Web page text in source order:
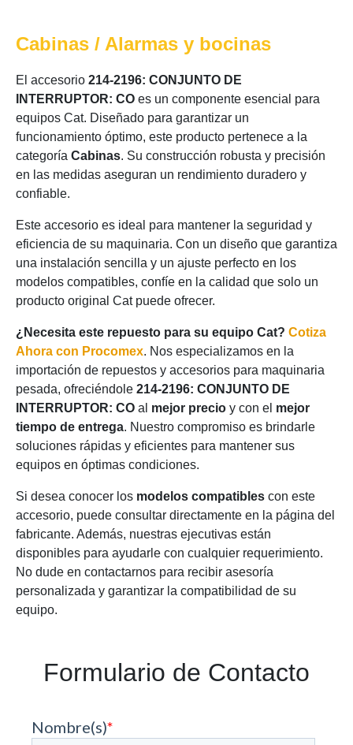
Cabinas / Alarmas y bocinas
El accesorio 214-2196: CONJUNTO DE
INTERRUPTOR: CO es un componente esencial para
equipos Cat. Diseñado para garantizar un
funcionamiento óptimo, este producto pertenece a la
categoría Cabinas. Su construcción robusta y precisión
en las medidas aseguran un rendimiento duradero y
confiable.
Este accesorio es ideal para mantener la seguridad y
eficiencia de su maquinaria. Con un diseño que garantiza
una instalación sencilla y un ajuste perfecto en los
modelos compatibles, confíe en la calidad que solo un
producto original Cat puede ofrecer.
¿Necesita este repuesto para su equipo Cat? Cotiza
Ahora con Procomex. Nos especializamos en la
importación de repuestos y accesorios para maquinaria
pesada, ofreciéndole 214-2196: CONJUNTO DE
INTERRUPTOR: CO al mejor precio y con el mejor
tiempo de entrega. Nuestro compromiso es brindarle
soluciones rápidas y eficientes para mantener sus
equipos en óptimas condiciones.
Si desea conocer los modelos compatibles con este
accesorio, puede consultar directamente en la página del
fabricante. Además, nuestras ejecutivas están
disponibles para ayudarle con cualquier requerimiento.
No dude en contactarnos para recibir asesoría
personalizada y garantizar la compatibilidad de su
equipo.
Formulario de Contacto